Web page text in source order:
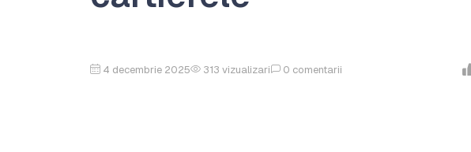
4 decembrie 2025 313 vizualizari 0 comentarii